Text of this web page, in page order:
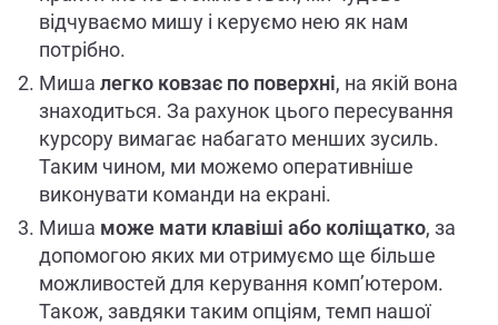
відчуваємо мишу і керуємо нею як нам
потрібно.
Миша легко ковзає по поверхні, на якій вона
знаходиться. За рахунок цього пересування
курсору вимагає набагато менших зусиль.
Таким чином, ми можемо оперативніше
виконувати команди на екрані.
Миша може мати клавіші або коліщатко, за
допомогою яких ми отримуємо ще більше
можливостей для керування комп’ютером.
Також, завдяки таким опціям, темп нашої